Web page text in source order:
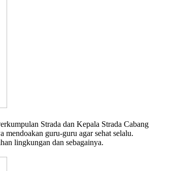
Strada dan Kepala Strada Cabang
guru-guru agar sehat selalu.
lingkungan dan sebagainya.